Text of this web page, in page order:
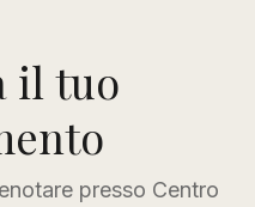
il tuo
presso Centro